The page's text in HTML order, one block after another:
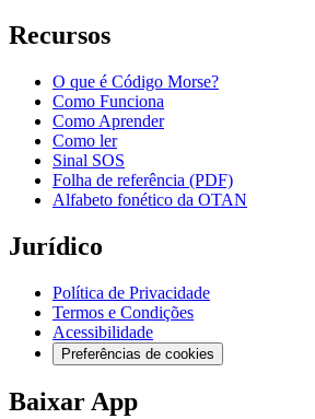
Recursos
O que é Código Morse?
Como Funciona
Como Aprender
Como ler
Sinal SOS
Folha de referência (PDF)
Alfabeto fonético da OTAN
Jurídico
Política de Privacidade
Termos e Condições
Acessibilidade
Preferências de cookies
Baixar App